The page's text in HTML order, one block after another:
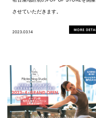
させていただきます。
2023.03.14